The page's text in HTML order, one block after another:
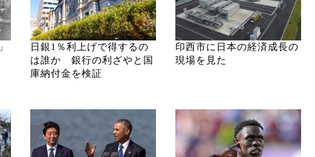
日銀1％利上げで得するの
は誰か 銀行の利ざやと国
庫納付金を検証
印西市に日本の経済成長の
現場を見た